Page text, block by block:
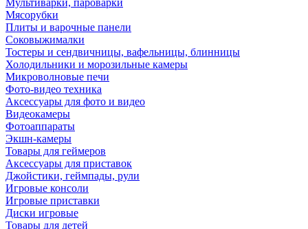
Мультиварки, пароварки
Мясорубки
Плиты и варочные панели
Соковыжималки
Тостеры и сендвичницы, вафельницы, блинницы
Холодильники и морозильные камеры
Микроволновые печи
Фото-видео техника
Аксессуары для фото и видео
Видеокамеры
Фотоаппараты
Экшн-камеры
Товары для геймеров
Аксессуары для приставок
Джойстики, геймпады, рули
Игровые консоли
Игровые приставки
Диски игровые
Товары для детей